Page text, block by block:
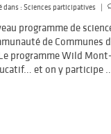
dans : Sciences participatives |
programme de
de Communes
programme Wild
et on y participe